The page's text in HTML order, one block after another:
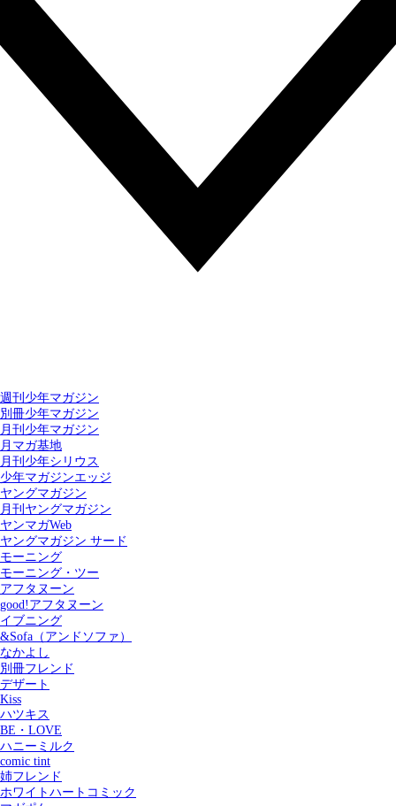
週刊少年マガジン
別冊少年マガジン
月刊少年マガジン
月マガ基地
月刊少年シリウス
少年マガジンエッジ
ヤングマガジン
月刊ヤングマガジン
ヤンマガWeb
ヤングマガジン サード
モーニング
モーニング・ツー
アフタヌーン
good!アフタヌーン
イブニング
&Sofa（アンドソファ）
なかよし
別冊フレンド
デザート
Kiss
ハツキス
BE・LOVE
ハニーミルク
comic tint
姉フレンド
ホワイトハートコミック